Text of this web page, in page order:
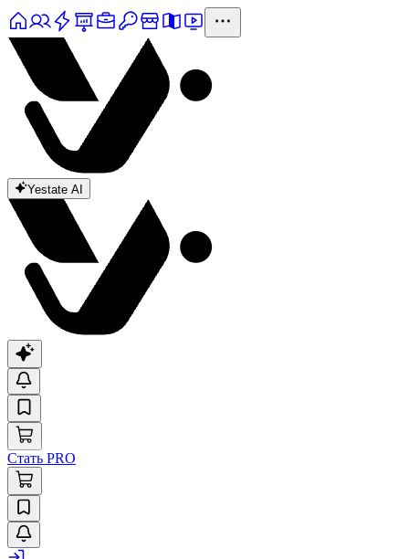
Yestate AI
Стать PRO